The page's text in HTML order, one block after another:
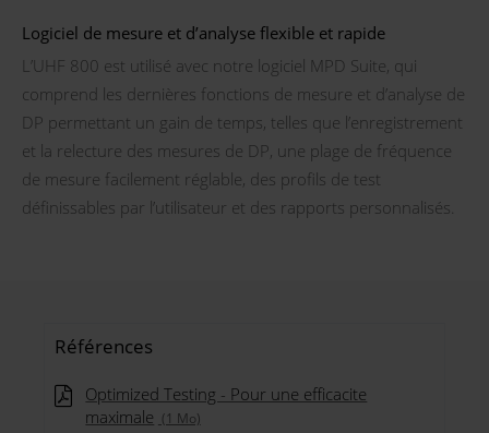
Logiciel de mesure et d’analyse flexible et rapide
L’UHF 800 est utilisé avec notre logiciel MPD Suite, qui
comprend les dernières fonctions de mesure et d’analyse de
DP permettant un gain de temps, telles que l’enregistrement
et la relecture des mesures de DP, une plage de fréquence
de mesure facilement réglable, des profils de test
définissables par l’utilisateur et des rapports personnalisés.
Références
Optimized Testing - Pour une efficacite
maximale (1 Mo)